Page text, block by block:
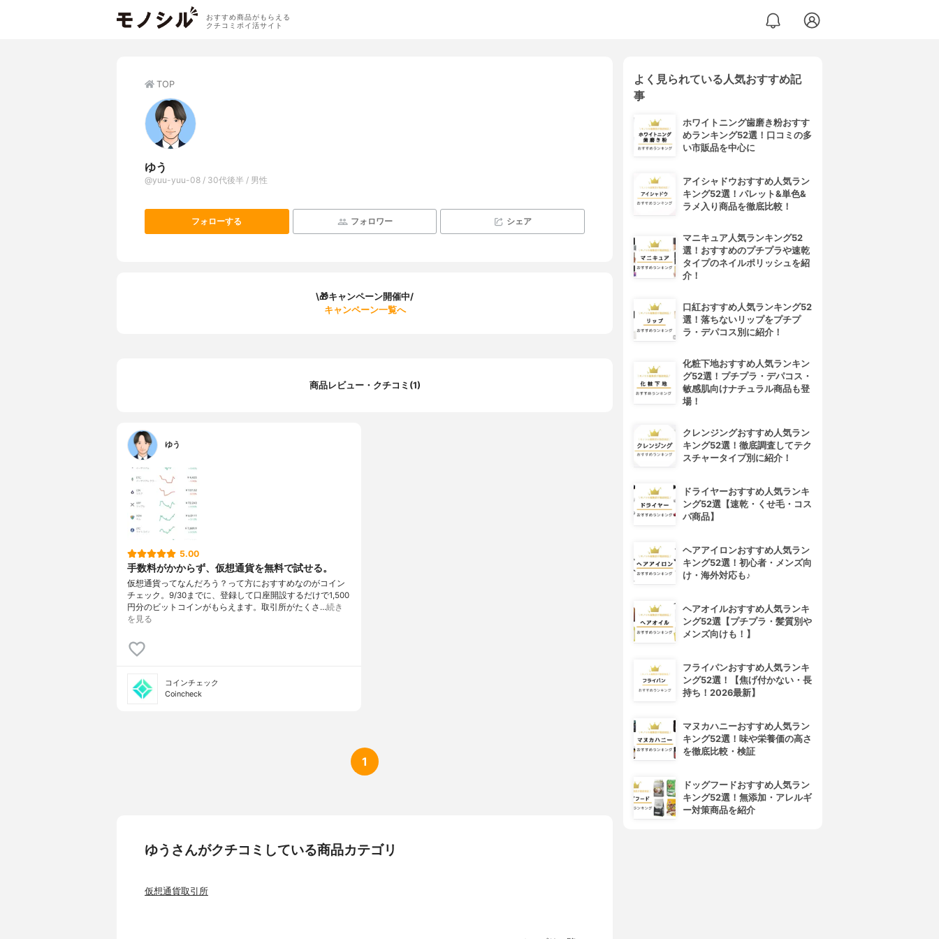
おすすめ商品がもらえる
クチコミポイ活サイト
TOP
ゆう
@yuu-yuu-08 / 30代後半 / 男性
フォローする フォロワー シェア
\🎁キャンペーン開催中/
キャンペーン一覧へ
商品レビュー・クチコミ(1)
ゆう
5.00
手数料がかからず、仮想通貨を無料で試せる。
仮想通貨ってなんだろう？って方におすすめなのがコイン
チェック。9/30までに、登録して口座開設するだけで1,500
円分のビットコインがもらえます。取引所がたくさ…続き
を見る
コインチェック
Coincheck
1
ゆうさんがクチコミしている商品カテゴリ
仮想通貨取引所
よく見られている人気おすすめ記
事
ホワイトニング歯磨き粉おすす
めランキング52選！口コミの多
い市販品を中心に
アイシャドウおすすめ人気ラン
キング52選！パレット&単色&
ラメ入り商品を徹底比較！
マニキュア人気ランキング52
選！おすすめのプチプラや速乾
タイプのネイルポリッシュを紹
介！
口紅おすすめ人気ランキング52
選！落ちないリップをプチプ
ラ・デパコス別に紹介！
化粧下地おすすめ人気ランキン
グ52選！プチプラ・デパコス・
敏感肌向けナチュラル商品も登
場！
クレンジングおすすめ人気ラン
キング52選！徹底調査してテク
スチャータイプ別に紹介！
ドライヤーおすすめ人気ランキ
ング52選【速乾・くせ毛・コス
パ商品】
ヘアアイロンおすすめ人気ラン
キング52選！初心者・メンズ向
け・海外対応も♪
ヘアオイルおすすめ人気ランキ
ング52選【プチプラ・髪質別や
メンズ向けも！】
フライパンおすすめ人気ランキ
ング52選！【焦げ付かない・長
持ち！2026最新】
マヌカハニーおすすめ人気ラン
キング52選！味や栄養価の高さ
を徹底比較・検証
ドッグフードおすすめ人気ラン
キング52選！無添加・アレルギ
ー対策商品を紹介